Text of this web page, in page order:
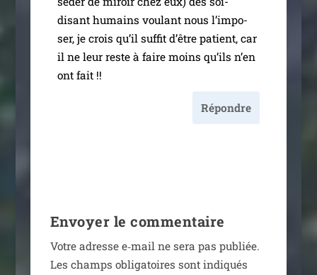
disant humains vou­lant nous l’im­po­
ser, je crois qu’il suf­fit d’être patient, car
il ne leur reste à faire moins qu’ils n’en
ont fait !!
Répondre
Envoyer le commentaire
Votre adresse e‑mail ne sera pas publiée.
Les champs obli­ga­toires sont indi­qués